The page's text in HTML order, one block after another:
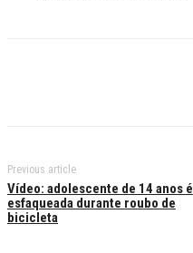
Previous article
Vídeo: adolescente de 14 anos é
esfaqueada durante roubo de
bicicleta